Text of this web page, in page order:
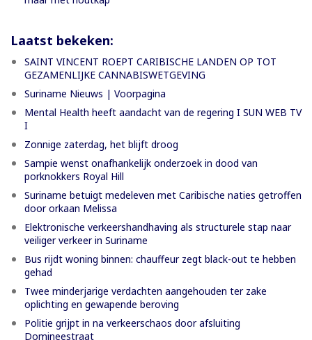
Laatst bekeken:
SAINT VINCENT ROEPT CARIBISCHE LANDEN OP TOT
GEZAMENLIJKE CANNABISWETGEVING
Suriname Nieuws | Voorpagina
Mental Health heeft aandacht van de regering I SUN WEB TV
I
Zonnige zaterdag, het blijft droog
Sampie wenst onafhankelijk onderzoek in dood van
porknokkers Royal Hill
Suriname betuigt medeleven met Caribische naties getroffen
door orkaan Melissa
Elektronische verkeershandhaving als structurele stap naar
veiliger verkeer in Suriname
Bus rijdt woning binnen: chauffeur zegt black-out te hebben
gehad
Twee minderjarige verdachten aangehouden ter zake
oplichting en gewapende beroving
Politie grijpt in na verkeerschaos door afsluiting
Domineestraat